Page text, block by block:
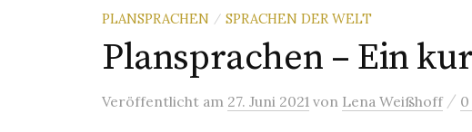
PLANSPRACHEN / SPRACHEN DER WELT
Plansprachen – Ein
Veröffentlicht am 27. Juni 2021 von Lena Weißhoff /